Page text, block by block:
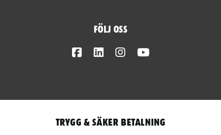
Följ oss
FacebookLinkedInInstagram
Trygg & säker betalning